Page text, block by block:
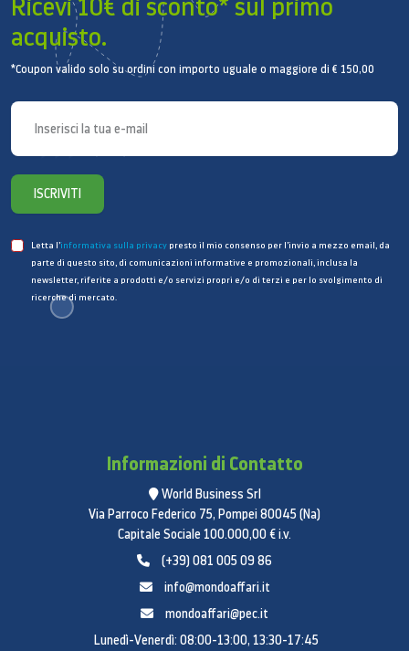
acquisto.
*Coupon valido solo su ordini con importo uguale o maggiore di € 150,00
ISCRIVITI
Letta l’informativa sulla privacy presto il mio consenso per l’invio a mezzo email, da
parte di questo sito, di comunicazioni informative e promozionali, inclusa la
newsletter, riferite a prodotti e/o servizi propri e/o di terzi e per lo svolgimento di
ricerche di mercato.
Informazioni di Contatto
World Business Srl
Via Parroco Federico 75, Pompei 80045 (Na)
Capitale Sociale 100.000,00 € i.v.
(+39) 081 005 09 86
info@mondoaffari.it
mondoaffari@pec.it
Lunedì-Venerdì: 08:00-13:00, 13:30-17:45